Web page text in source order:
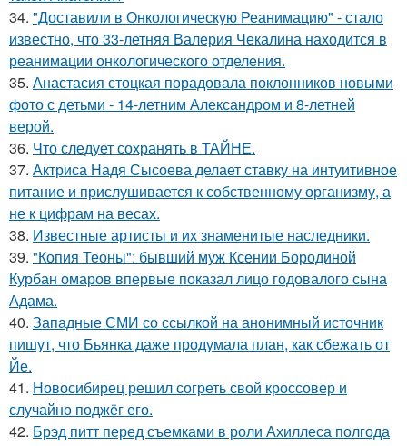
34. "Доставили в Онкологическую Реанимацию" - стало
известно, что 33-летняя Валерия Чекалина находится в
реанимации онкологического отделения.
35. Анастасия стоцкая порадовала поклонников новыми
фото с детьми - 14-летним Александром и 8-летней
верой.
36. Что следует сохранять в ТАЙНЕ.
37. Актриса Надя Сысоева делает ставку на интуитивное
питание и прислушивается к собственному организму, а
не к цифрам на весах.
38. Известные артисты и их знаменитые наследники.
39. "Копия Теоны": бывший муж Ксении Бородиной
Курбан омаров впервые показал лицо годовалого сына
Адама.
40. Западные СМИ со ссылкой на анонимный источник
пишут, что Бьянка даже продумала план, как сбежать от
Йе.
41. Новосибирец решил согреть свой кроссовер и
случайно поджёг его.
42. Брэд питт перед съемками в роли Ахиллеса полгода